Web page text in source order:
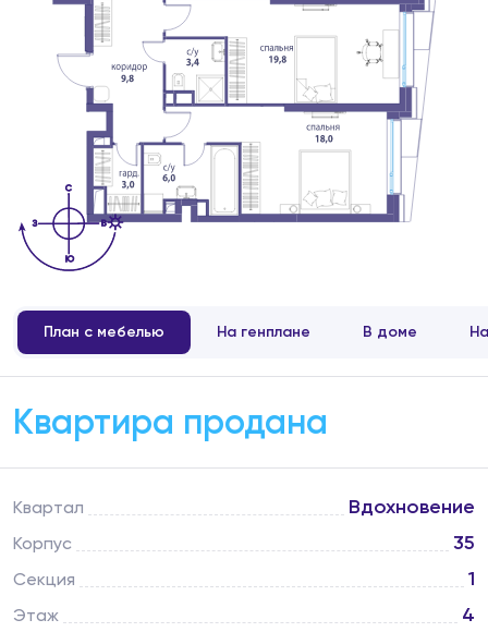
План с мебелью На генплане В доме
Квартал Вдохновение
Корпус 35
Секция 1
Этаж 4
Квартира продана